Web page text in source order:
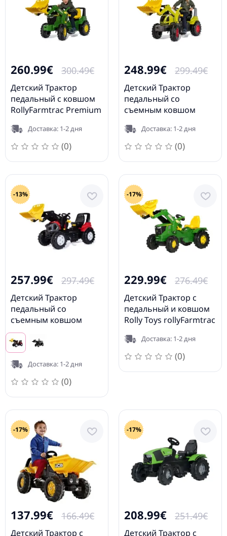
260.99€ 300.49€
Детский Трактор
педальный с ковшом
RollyFarmtrac Premium
лет) Доставка: 1-2 дня
(0)
248.99€ 299.49€
Детский Трактор
педальный сo
съемным ковшом
CLAAS ARION 640 (3 - 8
лет)
Доставка: 1-2 дня
(0)
-13%
257.99€ 297.49€
Детский Трактор
педальный со
съемным ковшом
rollyFarmtrac Premium
II Lintrac 730117
Доставка: 1-2 дня
(0)
-17%
229.99€ 276.49€
Детский Трактор с
педальный и ковшом
Rolly Toys rollyFarmtrac
лет) 611096
Доставка: 1-2 дня
(0)
-17%
137.99€ 166.49€
Детский Трактор с
-17%
208.99€ 251.49€
Детский Трактор с